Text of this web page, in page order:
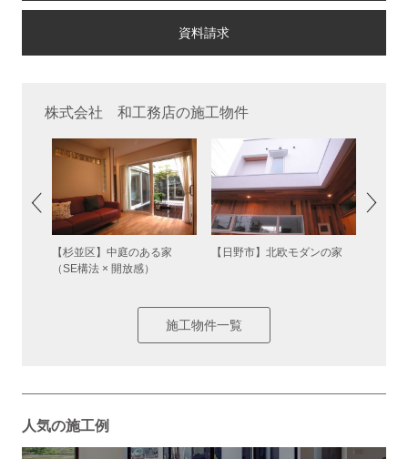
株式会社 和工務店の施工物件
【杉並区】中庭のある家
（SE構法 × 開放感）
【日野市】北欧モダンの家
施工物件一覧
人気の施工例